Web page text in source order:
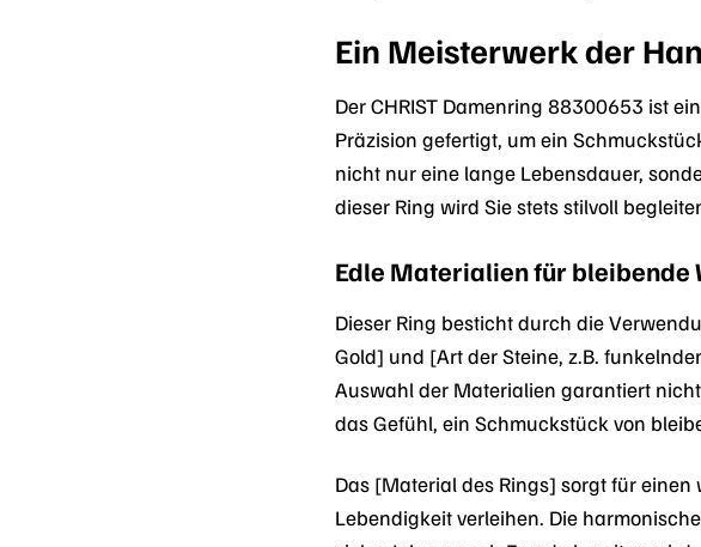
Ein Meisterwerk der
Der CHRIST Damenring 88300653 ist
Präzision gefertigt, um ein
nicht nur eine lange Lebensdauer,
dieser Ring wird Sie stets stilvoll
Edle Materialien für bleibende
Dieser Ring besticht durch die
Gold] und [Art der Steine, z.B.
Auswahl der Materialien garantiert
das Gefühl, ein Schmuckstück von
Das [Material des Rings] sorgt für
Lebendigkeit verleihen. Die